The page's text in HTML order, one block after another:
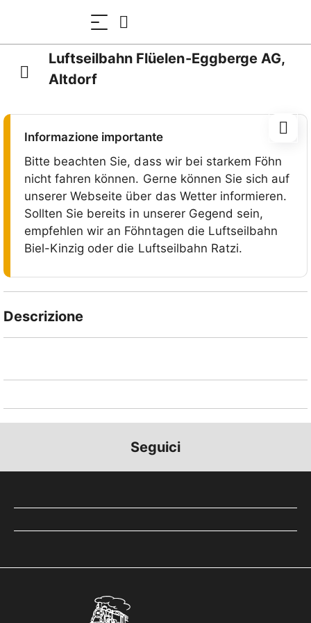
Luftseilbahn Flüelen-Eggberge AG,
Altdorf
Informazione importante
Bitte beachten Sie, dass wir bei starkem Föhn
nicht fahren können. Gerne können Sie sich auf
unserer Webseite über das Wetter informieren.
Sollten Sie bereits in unserer Gegend sein,
empfehlen wir an Föhntagen die Luftseilbahn
Biel-Kinzig oder die Luftseilbahn Ratzi.
Descrizione
zum Schächentaler Höhenweg, Rophaien, Spielauer
Seguici